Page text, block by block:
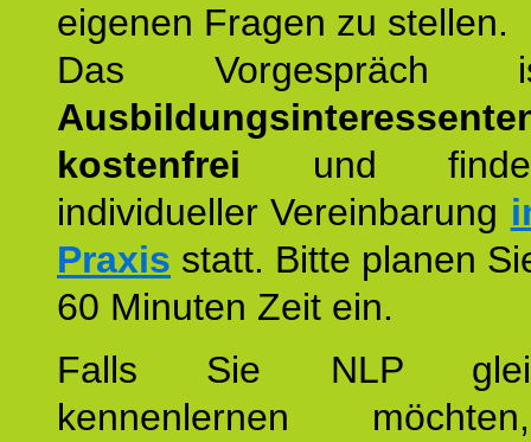
eigenen Fragen zu stellen.
Das
kostenfrei und
individueller Vereinbarung
Praxis statt. Bitte planen
60 Minuten Zeit ein.
Falls Sie NLP
kennenlernen